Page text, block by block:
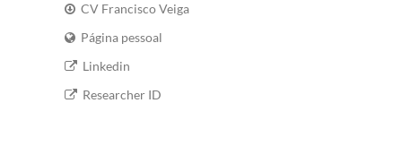
CV Francisco Veiga
Página pessoal
Linkedin
Researcher ID